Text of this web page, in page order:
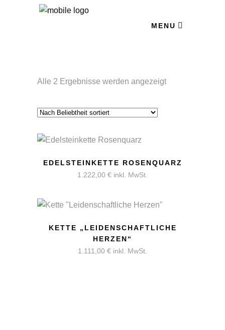
MENU
Alle 2 Ergebnisse werden angezeigtNach
EDELSTEINKETTE ROSENQUARZ
1.222,00 € inkl. MwSt.
KETTE „LEIDENSCHAFTLICHE
HERZEN“
1.111,00 € inkl. MwSt.